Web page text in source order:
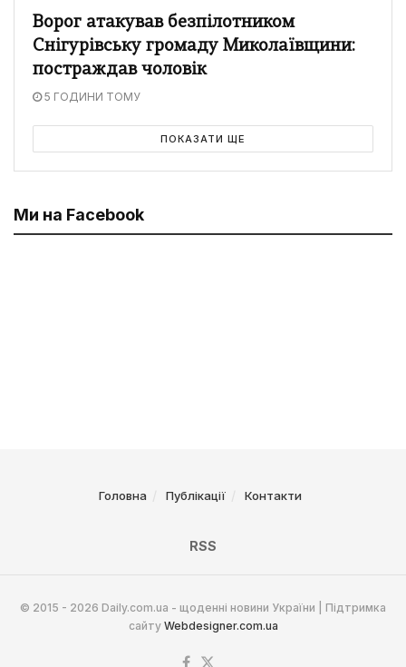
Ворог атакував безпілотником
Снігурівську громаду Миколаївщини:
постраждав чоловік
5 ГОДИНИ ТОМУ
ПОКАЗАТИ ЩЕ
Ми на Facebook
Головна Публікації Контакти
RSS
© 2015 - 2026 Daily.com.ua - щоденні новини України | Підтримка
сайту Webdesigner.com.ua